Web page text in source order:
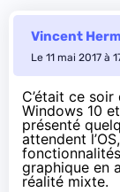
Vincent
Le 11 mai 2017 à
C’était ce
Windows 10
présenté
attendent
graphique en
réalité mixte.